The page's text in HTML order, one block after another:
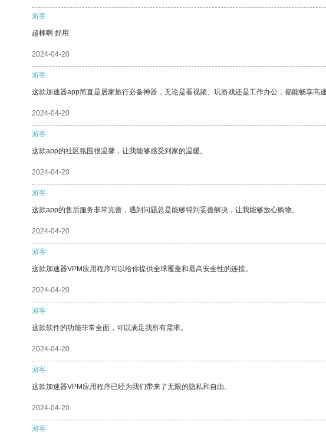
游客
超棒啊 好用
2024-04-20
游客
这款加速器app简直是居家旅行必备神器，无论是看视频、玩游戏还是工作办公，都能畅享
2024-04-20
游客
这款app的社区氛围很温馨，让我能够感受到家的温暖。
2024-04-20
游客
这款app的售后服务非常完善，遇到问题总是能够得到妥善解决，让我能够放心购物。
2024-04-20
游客
这款加速器VPM应用程序可以给你提供全球覆盖和最高安全性的连接。
2024-04-20
游客
这款软件的功能非常全面，可以满足我所有需求。
2024-04-20
游客
这款加速器VPM应用程序已经为我们带来了无限的隐私和自由。
2024-04-20
游客